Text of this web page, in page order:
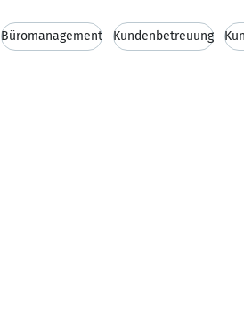
Büromanagement Kundenbetreuung